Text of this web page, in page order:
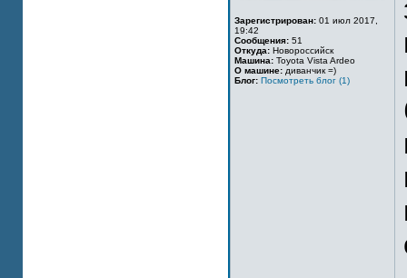
Зарегистрирован: 01 июл 2017,
19:42
Сообщения: 51
Откуда: Новороссийск
Машина: Toyota Vista Ardeo
О машине: диванчик =)
Блог: Посмотреть блог (1)